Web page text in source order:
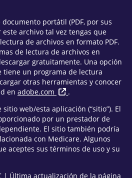
portátil (PDF, por sus
este archivo tal vez tengas que
de archivos en formato PDF.
de lectura de archivos en
gratuitamente. Una opción
tiene un programa de lectura
otras herramientas y conocer
en adobe.com
.
web/esta aplicación (“sitio”). El
por un prestador de
El sitio también podría
con Medicare. Algunos
aceptes sus términos de uso y su
| Última actualización de la página